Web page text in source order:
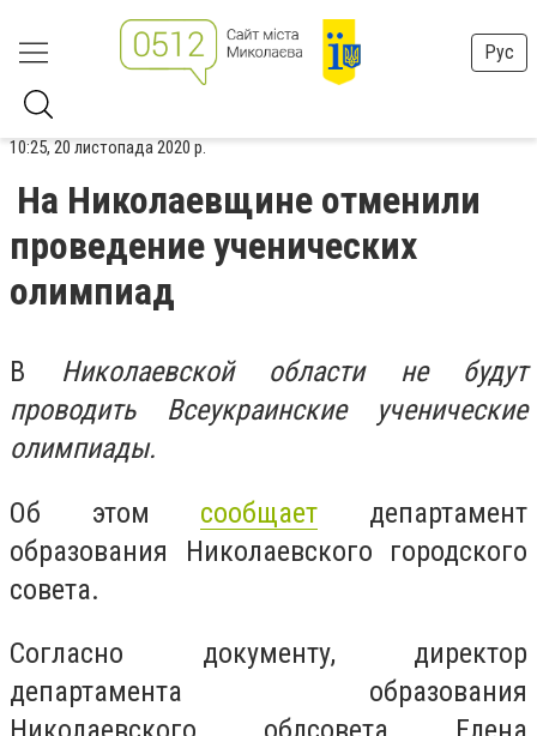
Рус
10:25, 20 листопада 2020 р.
На Николаевщине отменили
проведение ученических
олимпиад
В Николаевской области не будут
проводить Всеукраинские ученические
олимпиады.
Об этом сообщает департамент
образования Николаевского городского
совета.
Согласно документу, директор
департамента образования